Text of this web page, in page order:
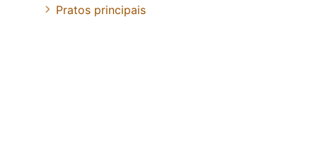
Pratos principais